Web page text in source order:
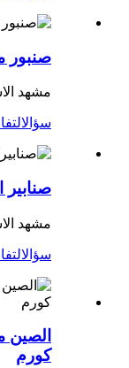
صنبور
مشهد
سؤال
صنابير
مشهد
سؤال
كورم